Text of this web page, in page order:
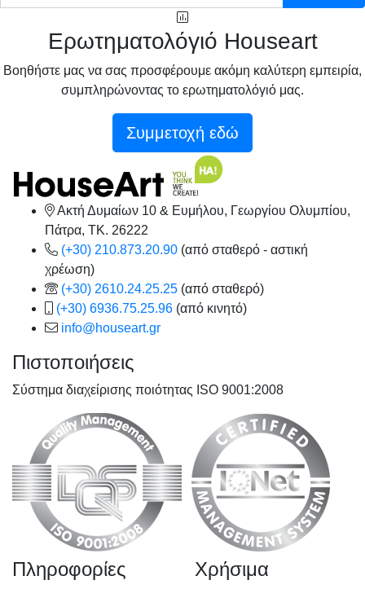
Ερωτηματολόγιό Houseart
Βοηθήστε μας να σας προσφέρουμε ακόμη καλύτερη εμπειρία,
συμπληρώνοντας το ερωτηματολόγιό μας.
Συμμετοχή εδώ
Ακτή Δυμαίων 10 & Ευμήλου, Γεωργίου Ολυμπίου,
Πάτρα, TK. 26222
(+30) 210.873.20.90 (από σταθερό - αστική
χρέωση)
(+30) 2610.24.25.25 (από σταθερό)
(+30) 6936.75.25.96 (από κινητό)
info@houseart.gr
Πιστοποιήσεις
Σύστημα διαχείρισης ποιότητας ISO 9001:2008
Πληροφορίες Χρήσιμα